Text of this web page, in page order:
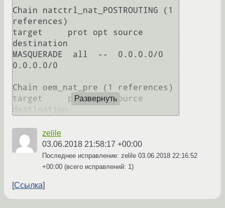
Chain natctrl_nat_POSTROUTING (1
references)
target     prot opt source
destination
MASQUERADE  all  --  0.0.0.0/0
0.0.0.0/0
Chain oem_nat_pre (1 references)
target     prot opt source
destination
Развернуть
zelile
03.06.2018 21:58:17 +00:00
Последнее исправление: zelile 03.06.2018 22:16:52
+00:00 (всего исправлений: 1)
Ссылка